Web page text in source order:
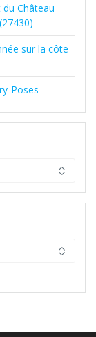
Château
sur la côte
Poses